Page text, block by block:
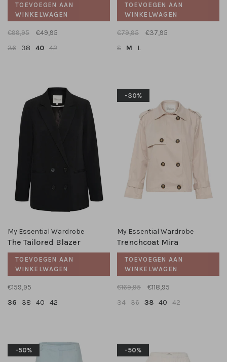
TOEVOEGEN AAN
WINKELWAGEN
€99,95
€49,95
36
38 40 42
TOEVOEGEN AAN
WINKELWAGEN
€79,95
€37,95
S
M L
My Essential Wardrobe
The Tailored Blazer
TOEVOEGEN AAN
WINKELWAGEN
€159,95
36
38 40 42
-30%
My Essential Wardrobe
Trenchcoat Mira
TOEVOEGEN AAN
WINKELWAGEN
€169,95
€118,95
34 36 38 40 42
-50% -50%